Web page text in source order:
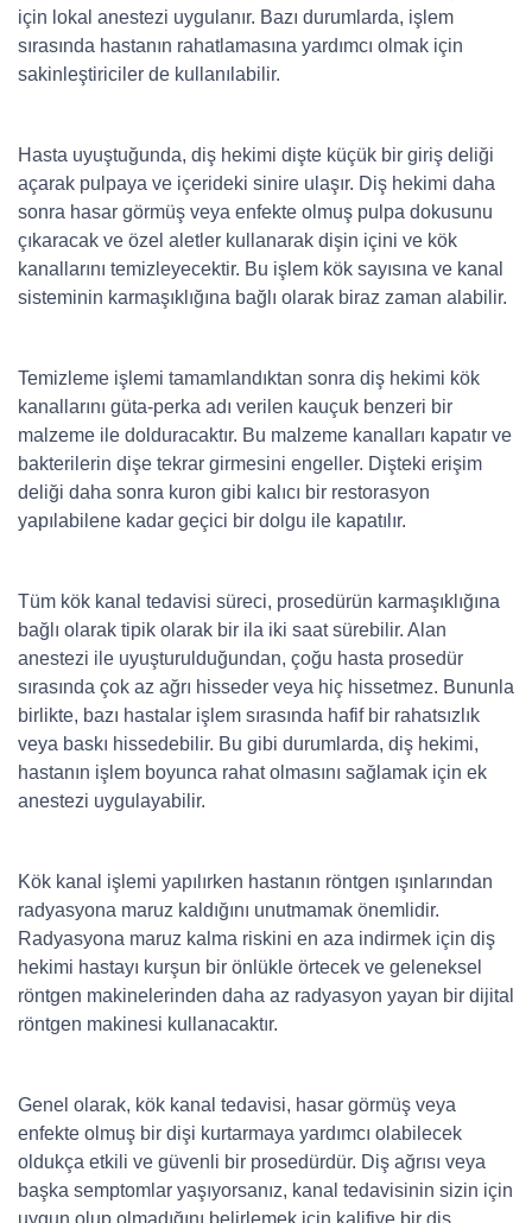
için lokal anestezi uygulanır. Bazı durumlarda, işlem
sırasında hastanın rahatlamasına yardımcı olmak için
sakinleştiriciler de kullanılabilir.
Hasta uyuştuğunda, diş hekimi dişte küçük bir giriş deliği
açarak pulpaya ve içerideki sinire ulaşır. Diş hekimi daha
sonra hasar görmüş veya enfekte olmuş pulpa dokusunu
çıkaracak ve özel aletler kullanarak dişin içini ve kök
kanallarını temizleyecektir. Bu işlem kök sayısına ve kanal
sisteminin karmaşıklığına bağlı olarak biraz zaman alabilir.
Temizleme işlemi tamamlandıktan sonra diş hekimi kök
kanallarını güta-perka adı verilen kauçuk benzeri bir
malzeme ile dolduracaktır. Bu malzeme kanalları kapatır ve
bakterilerin dişe tekrar girmesini engeller. Dişteki erişim
deliği daha sonra kuron gibi kalıcı bir restorasyon
yapılabilene kadar geçici bir dolgu ile kapatılır.
Tüm kök kanal tedavisi süreci, prosedürün karmaşıklığına
bağlı olarak tipik olarak bir ila iki saat sürebilir. Alan
anestezi ile uyuşturulduğundan, çoğu hasta prosedür
sırasında çok az ağrı hisseder veya hiç hissetmez. Bununla
birlikte, bazı hastalar işlem sırasında hafif bir rahatsızlık
veya baskı hissedebilir. Bu gibi durumlarda, diş hekimi,
hastanın işlem boyunca rahat olmasını sağlamak için ek
anestezi uygulayabilir.
Kök kanal işlemi yapılırken hastanın röntgen ışınlarından
radyasyona maruz kaldığını unutmamak önemlidir.
Radyasyona maruz kalma riskini en aza indirmek için diş
hekimi hastayı kurşun bir önlükle örtecek ve geleneksel
röntgen makinelerinden daha az radyasyon yayan bir dijital
röntgen makinesi kullanacaktır.
Genel olarak, kök kanal tedavisi, hasar görmüş veya
enfekte olmuş bir dişi kurtarmaya yardımcı olabilecek
oldukça etkili ve güvenli bir prosedürdür. Diş ağrısı veya
başka semptomlar yaşıyorsanız, kanal tedavisinin sizin için
uygun olup olmadığını belirlemek için kalifiye bir diş